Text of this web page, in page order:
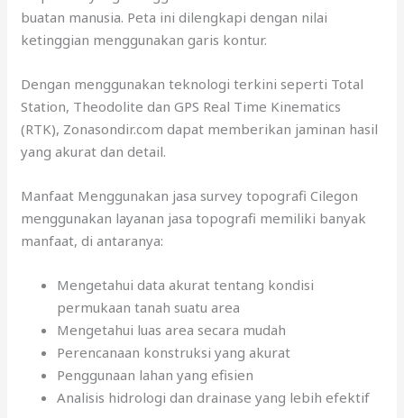
buatan manusia. Peta ini dilengkapi dengan nilai
ketinggian menggunakan garis kontur.
Dengan menggunakan teknologi terkini seperti Total
Station, Theodolite dan GPS Real Time Kinematics
(RTK), Zonasondir.com dapat memberikan jaminan hasil
yang akurat dan detail.
Manfaat Menggunakan jasa survey topografi Cilegon
menggunakan layanan jasa topografi memiliki banyak
manfaat, di antaranya:
Mengetahui data akurat tentang kondisi
permukaan tanah suatu area
Mengetahui luas area secara mudah
Perencanaan konstruksi yang akurat
Penggunaan lahan yang efisien
Analisis hidrologi dan drainase yang lebih efektif